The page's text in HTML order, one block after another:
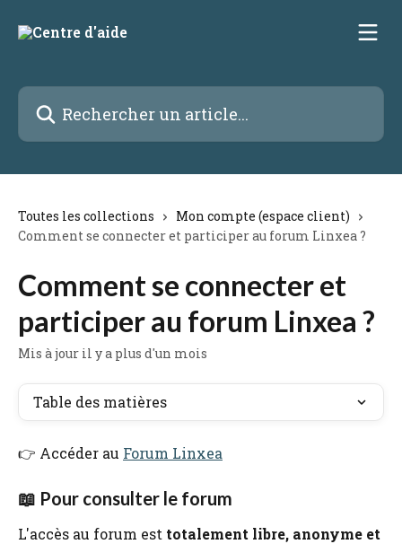
Rechercher un article...
Toutes les collections
Mon compte (espace client)
Comment se connecter et participer au forum Linxea ?
Comment se connecter et
participer au forum Linxea ?
Mis à jour il y a plus d'un mois
Table des matières
👉 Accéder au Forum Linxea
📖 Pour consulter le forum
L'accès au forum est totalement libre, anonyme et